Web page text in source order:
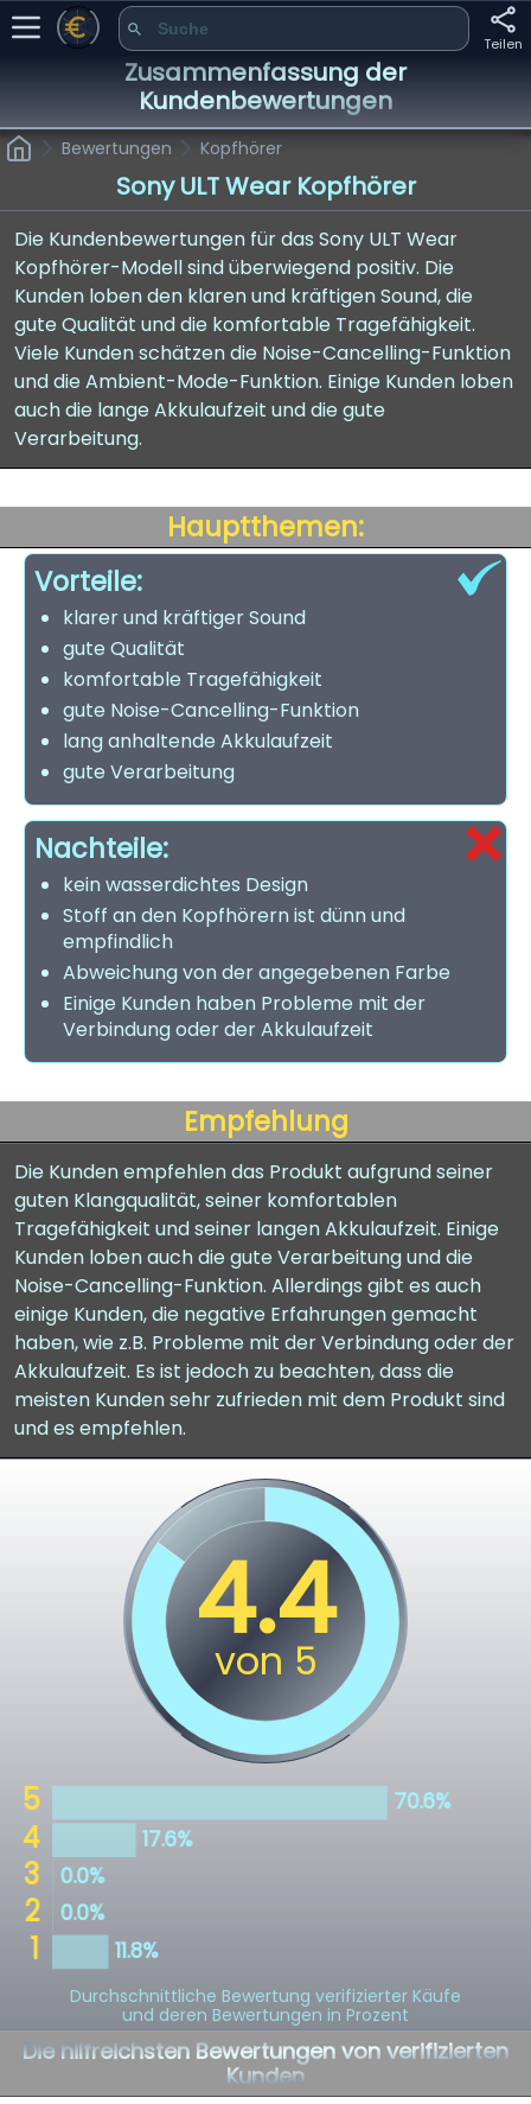
Teilen
Zusammenfassung der
Kundenbewertungen
Bewertungen Kopfhörer
Sony ULT Wear Kopfhörer
Die Kundenbewertungen für das Sony ULT Wear
Kopfhörer-Modell sind überwiegend positiv. Die
Kunden loben den klaren und kräftigen Sound, die
gute Qualität und die komfortable Tragefähigkeit.
Viele Kunden schätzen die Noise-Cancelling-Funktion
und die Ambient-Mode-Funktion. Einige Kunden loben
auch die lange Akkulaufzeit und die gute
Verarbeitung.
Hauptthemen:
Vorteile:
klarer und kräftiger Sound
gute Qualität
komfortable Tragefähigkeit
gute Noise-Cancelling-Funktion
lang anhaltende Akkulaufzeit
gute Verarbeitung
Nachteile:
kein wasserdichtes Design
Stoff an den Kopfhörern ist dünn und
empfindlich
Abweichung von der angegebenen Farbe
Einige Kunden haben Probleme mit der
Verbindung oder der Akkulaufzeit
Empfehlung
Die Kunden empfehlen das Produkt aufgrund seiner
guten Klangqualität, seiner komfortablen
Tragefähigkeit und seiner langen Akkulaufzeit. Einige
Kunden loben auch die gute Verarbeitung und die
Noise-Cancelling-Funktion. Allerdings gibt es auch
einige Kunden, die negative Erfahrungen gemacht
haben, wie z.B. Probleme mit der Verbindung oder der
Akkulaufzeit. Es ist jedoch zu beachten, dass die
meisten Kunden sehr zufrieden mit dem Produkt sind
und es empfehlen.
Durchschnittliche Bewertung verifizierter Käufe
und deren Bewertungen in Prozent
Die hilfreichsten Bewertungen von verifizierten
Kunden